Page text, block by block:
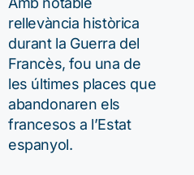
rellevància històrica
durant la Guerra del
Francès, fou una de
les últimes places que
abandonaren els
francesos a l’Estat
espanyol.